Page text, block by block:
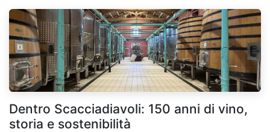
Dentro Scacciadiavoli: 150 anni di vino,
storia e sostenibilità